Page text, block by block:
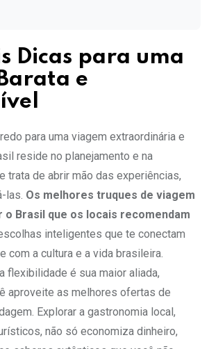
Dicas para uma
e
para uma viagem extraordinária e
reside no planejamento e na
trata de abrir mão das experiências,
las. Os melhores truques de viagem
o Brasil que os locais recomendam
inteligentes que te conectam
com a cultura e a vida brasileira.
flexibilidade é sua maior aliada,
aproveite as melhores ofertas de
Explorar a gastronomia local,
não só economiza dinheiro,